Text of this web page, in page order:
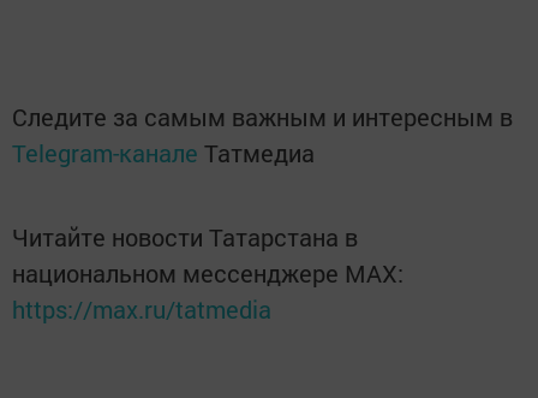
Следите за самым важным и интересным в
Telegram-канале Татмедиа
Читайте новости Татарстана в
национальном мессенджере MАХ:
https://max.ru/tatmedia